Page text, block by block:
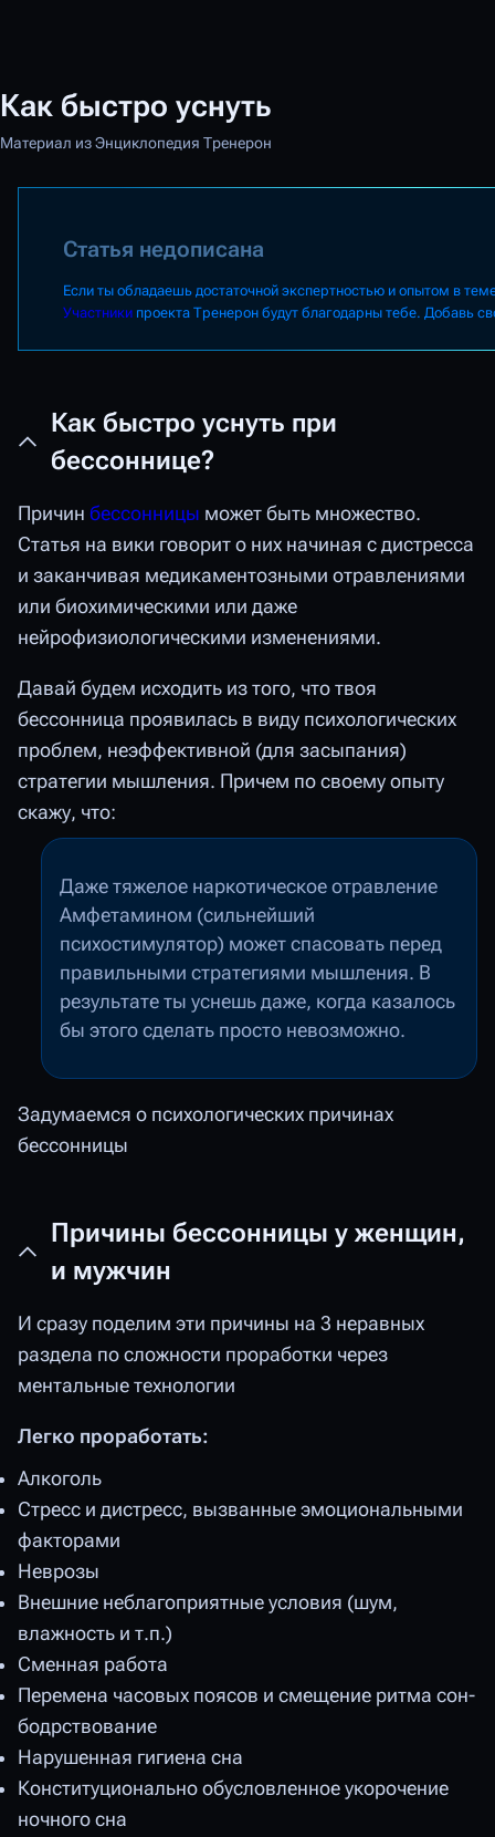
Как быстро уснуть
Материал из Энциклопедия Тренерон
Статья недописана
Если ты обладаешь достаточной экспертностью и опытом в
Участники проекта Тренерон будут благодарны тебе. Добавь
Как быстро уснуть при
бессоннице?
Причин бессонницы может быть множество.
Статья на вики говорит о них начиная с дистресса
и заканчивая медикаментозными отравлениями
или биохимическими или даже
нейрофизиологическими изменениями.
Давай будем исходить из того, что твоя
бессонница проявилась в виду психологических
проблем, неэффективной (для засыпания)
стратегии мышления. Причем по своему опыту
скажу, что:
Даже тяжелое наркотическое отравление
Амфетамином (сильнейший
психостимулятор) может спасовать перед
правильными стратегиями мышления. В
результате ты уснешь даже, когда казалось
бы этого сделать просто невозможно.
Задумаемся о психологических причинах
бессонницы
Причины бессонницы у женщин,
и мужчин
И сразу поделим эти причины на 3 неравных
раздела по сложности проработки через
ментальные технологии
Легко проработать:
Алкоголь
Стресс и дистресс, вызванные эмоциональными
факторами
Неврозы
Внешние неблагоприятные условия (шум,
влажность и т.п.)
Сменная работа
Перемена часовых поясов и смещение ритма сон-
бодрствование
Нарушенная гигиена сна
Конституционально обусловленное укорочение
ночного сна